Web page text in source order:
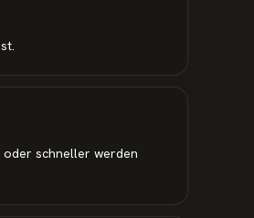
oder schneller werden